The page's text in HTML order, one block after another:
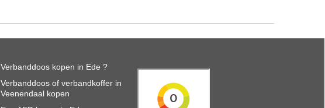
Verbanddoos kopen in Ede ?
Verbanddoos of verbandkoffer in
Veenendaal kopen